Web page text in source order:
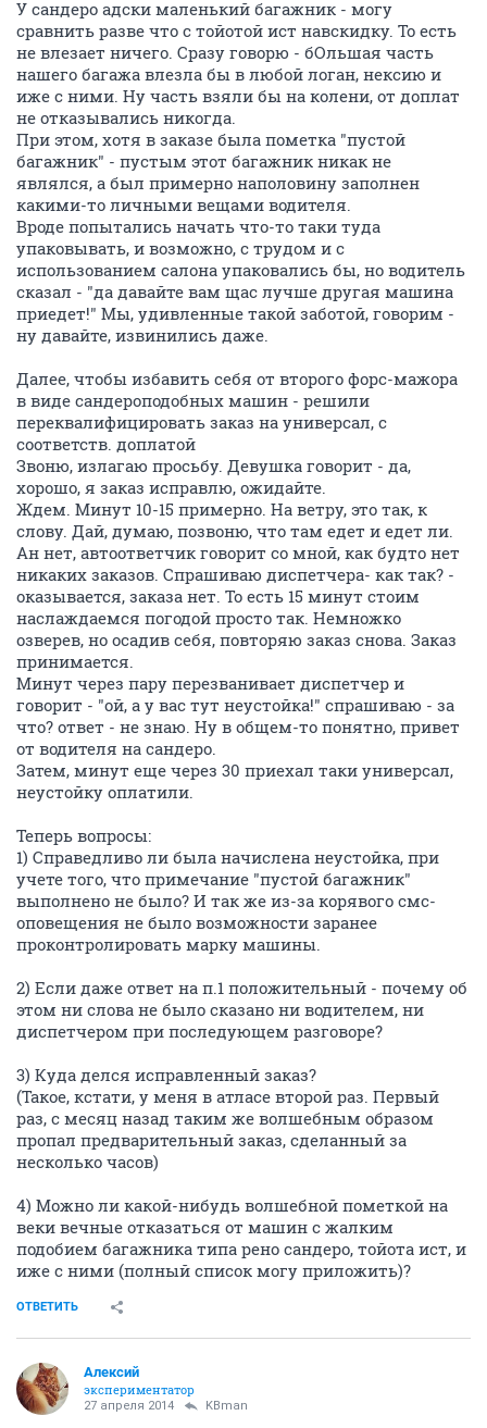
У сандеро адски маленький багажник - могу
сравнить разве что с тойотой ист навскидку. То есть
не влезает ничего. Сразу говорю - бОльшая часть
нашего багажа влезла бы в любой логан, нексию и
иже с ними. Ну часть взяли бы на колени, от доплат
не отказывались никогда.
При этом, хотя в заказе была пометка "пустой
багажник" - пустым этот багажник никак не
являлся, а был примерно наполовину заполнен
какими-то личными вещами водителя.
Вроде попытались начать что-то таки туда
упаковывать, и возможно, с трудом и с
использованием салона упаковались бы, но водитель
сказал - "да давайте вам щас лучше другая машина
приедет!" Мы, удивленные такой заботой, говорим -
ну давайте, извинились даже.
Далее, чтобы избавить себя от второго форс-мажора
в виде сандероподобных машин - решили
переквалифицировать заказ на универсал, с
соответств. доплатой
Звоню, излагаю просьбу. Девушка говорит - да,
хорошо, я заказ исправлю, ожидайте.
Ждем. Минут 10-15 примерно. На ветру, это так, к
слову. Дай, думаю, позвоню, что там едет и едет ли.
Ан нет, автоответчик говорит со мной, как будто нет
никаких заказов. Спрашиваю диспетчера- как так? -
оказывается, заказа нет. То есть 15 минут стоим
наслаждаемся погодой просто так. Немножко
озверев, но осадив себя, повторяю заказ снова. Заказ
принимается.
Минут через пару перезванивает диспетчер и
говорит - "ой, а у вас тут неустойка!" спрашиваю - за
что? ответ - не знаю. Ну в общем-то понятно, привет
от водителя на сандеро.
Затем, минут еще через 30 приехал таки универсал,
неустойку оплатили.
Теперь вопросы:
1) Справедливо ли была начислена неустойка, при
учете того, что примечание "пустой багажник"
выполнено не было? И так же из-за корявого смс-
оповещения не было возможности заранее
проконтролировать марку машины.
2) Если даже ответ на п.1 положительный - почему об
этом ни слова не было сказано ни водителем, ни
диспетчером при последующем разговоре?
3) Куда делся исправленный заказ?
(Такое, кстати, у меня в атласе второй раз. Первый
раз, с месяц назад таким же волшебным образом
пропал предварительный заказ, сделанный за
несколько часов)
4) Можно ли какой-нибудь волшебной пометкой на
веки вечные отказаться от машин с жалким
подобием багажника типа рено сандеро, тойота ист, и
иже с ними (полный список могу приложить)?
ОТВЕТИТЬ
Алексий
экспериментатор
27 апреля 2014 KBman